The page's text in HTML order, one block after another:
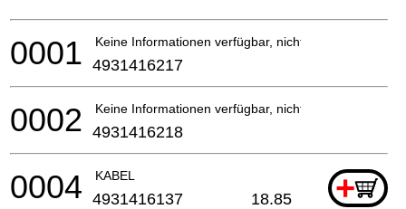
Keine Informationen verfügbar, nicht bestellbar
0001 4931416217
Keine Informationen verfügbar, nicht bestellbar
0002 4931416218
KABEL +
0004 4931416137 18.85